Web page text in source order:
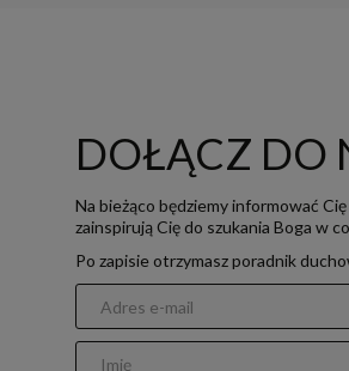
DOŁĄCZ DO
Na bieżąco będziemy informować
zainspirują Cię do szukania Boga w
Po zapisie otrzymasz poradnik